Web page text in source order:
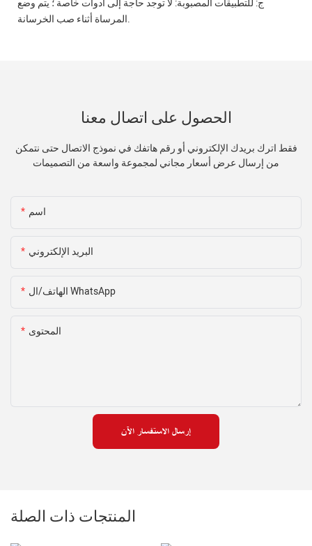
ج: للتطبيقات المصبوبة: لا توجد حاجة إلى أدوات خاصة ؛ يتم وضع
المرساة أثناء صب الخرسانة.
الحصول على اتصال معنا
فقط اترك بريدك الإلكتروني أو رقم هاتفك في نموذج الاتصال حتى نتمكن
من إرسال عرض أسعار مجاني لمجموعة واسعة من التصميمات
اسم
البريد الإلكتروني
الهاتف/ال WhatsApp
المحتوى
إرسال الاستفسار الآن
المنتجات ذات الصلة